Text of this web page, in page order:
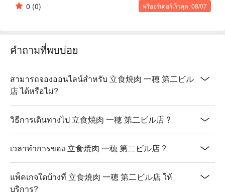
0 (0) พรีออร์เดอร์เร็วสุด: 08/07
คำถามที่พบบ่อย
สามารถจองออนไลน์สำหรับ 立食焼肉 一穂 第二ビル
店 ได้หรือไม่?
วิธีการเดินทางไป 立食焼肉 一穂 第二ビル店 ?
เวลาทำการของ 立食焼肉 一穂 第二ビル店 ?
แพ็คเกจใดบ้างที่ 立食焼肉 一穂 第二ビル店 ให้
บริการ?